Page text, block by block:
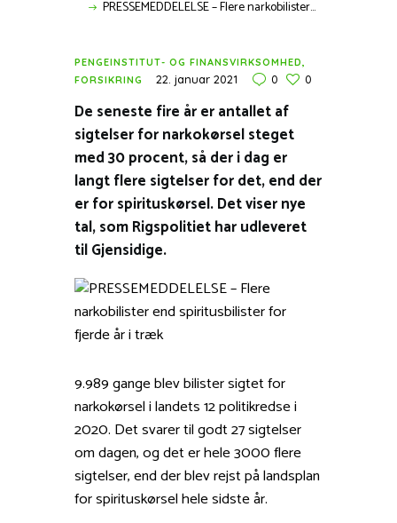
PRESSEMEDDELELSE – Flere narkobilister...
PENGEINSTITUT- OG FINANSVIRKSOMHED,
FORSIKRING
22. januar 2021 0 0
De seneste fire år er antallet af
sigtelser for narkokørsel steget
med 30 procent, så der i dag er
langt flere sigtelser for det, end der
er for spirituskørsel. Det viser nye
tal, som Rigspolitiet har udleveret
til Gjensidige.
9.989 gange blev bilister sigtet for
narkokørsel i landets 12 politikredse i
2020. Det svarer til godt 27 sigtelser
om dagen, og det er hele 3000 flere
sigtelser, end der blev rejst på landsplan
for spirituskørsel hele sidste år.